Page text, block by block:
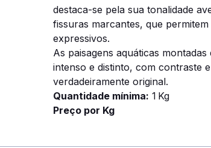
destaca-se pela sua tonalidade
fissuras marcantes, que
expressivos.
As paisagens aquáticas
intenso e distinto, com contraste
verdadeiramente original.
Quantidade mínima: 1 Kg
Preço por Kg